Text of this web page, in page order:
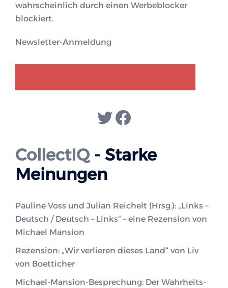
wahrscheinlich durch einen Werbeblocker
blockiert.
Newsletter-Anmeldung
Twitter
Facebook
CollectIQ- Starke
Meinungen
Pauline Voss und Julian Reichelt (Hrsg.): „Links –
Deutsch / Deutsch – Links“ – eine Rezension von
Michael Mansion
Rezension: „Wir verlieren dieses Land“ von Liv
von Boetticher
Michael-Mansion-Besprechung: Der Wahrheits-